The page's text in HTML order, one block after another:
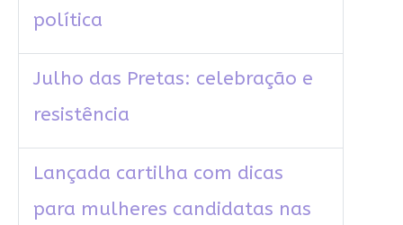
política
Julho das Pretas: celebração e
resistência
Lançada cartilha com dicas
para mulheres candidatas nas